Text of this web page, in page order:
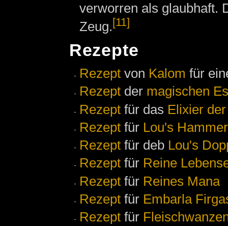
verworren als glaubhaft.
Zeug.[11]
Rezepte
Rezept von Kalom für
Rezept der magischen
Rezept für das Elixier
Rezept für Lou's Hammer
Rezept für deb Lou's
Rezept für Reine
Rezept für Reines Mana
Rezept für Embarla
Rezept für